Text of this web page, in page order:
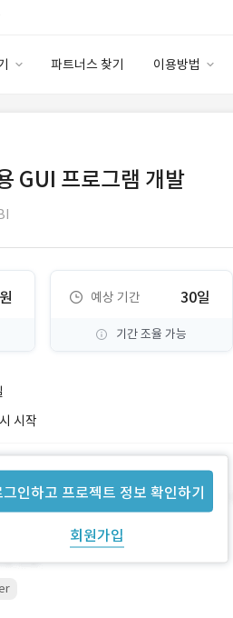
파트너스 찾기 이용방법
이용요금
고객센터
GUI 프로그램 개발
예상 기간 30일
기간 조율 가능
그인하고 프로젝트 정보 확인하기
회원가입
시작